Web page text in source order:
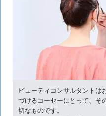
ビューティコンサルタントは
づけるコーセーにとって、そ
切なものです。